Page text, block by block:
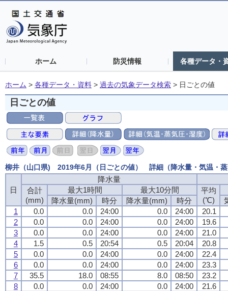
ホーム 防災情報 各種データ・
ホーム > 各種データ・資料 > 過去の気象データ検索 > 日ごとの値
日ごとの値
柳井（山口県) 2019年6月（日ごとの値） 詳細（降水量・気温・蒸
日
降水量
合計
(mm)
最大1時間 最大10分間
平均
(℃)
降水量(mm) 時分 降水量(mm) 時分
1
0.0 0.0 24:00 0.0 24:00
20.1
2
0.0 0.0 24:00 0.0 24:00
19.6
3
0.0 0.0 24:00 0.0 24:00
21.0
4
1.5 0.5 20:54 0.5 20:04
20.8
5
0.0 0.0 24:00 0.0 24:00
22.4
6
0.0 0.0 24:00 0.0 24:00
23.3
7
35.5 18.0 08:55 8.0 08:50
23.2
8
0.0 0.0 24:00 0.0 24:00
21.6
日
降水量
合計
(mm)
最大1時間 最大10分間
平均
(℃)
降水量(mm) 時分 降水量(mm) 時分
1
0.0 0.0 24:00 0.0 24:00
20.1
2
0.0 0.0 24:00 0.0 24:00
19.6
3
0.0 0.0 24:00 0.0 24:00
21.0
4
1.5 0.5 20:54 0.5 20:04
20.8
5
0.0 0.0 24:00 0.0 24:00
22.4
6
0.0 0.0 24:00 0.0 24:00
23.3
7
35.5 18.0 08:55 8.0 08:50
23.2
8
0.0 0.0 24:00 0.0 24:00
21.6
日
降水量
合計
(mm)
最大1時間 最大10分間
平均
(℃)
降水量(mm) 時分 降水量(mm) 時分
1
0.0 0.0 24:00 0.0 24:00
20.1
2
0.0 0.0 24:00 0.0 24:00
19.6
3
0.0 0.0 24:00 0.0 24:00
21.0
4
1.5 0.5 20:54 0.5 20:04
20.8
5
0.0 0.0 24:00 0.0 24:00
22.4
6
0.0 0.0 24:00 0.0 24:00
23.3
7
35.5 18.0 08:55 8.0 08:50
23.2
8
0.0 0.0 24:00 0.0 24:00
21.6
日
降水量
合計
(mm)
最大1時間 最大10分間
平均
(℃)
降水量(mm) 時分 降水量(mm) 時分
1
0.0 0.0 24:00 0.0 24:00
20.1
2
0.0 0.0 24:00 0.0 24:00
19.6
3
0.0 0.0 24:00 0.0 24:00
21.0
4
1.5 0.5 20:54 0.5 20:04
20.8
5
0.0 0.0 24:00 0.0 24:00
22.4
6
0.0 0.0 24:00 0.0 24:00
23.3
7
35.5 18.0 08:55 8.0 08:50
23.2
8
0.0 0.0 24:00 0.0 24:00
21.6